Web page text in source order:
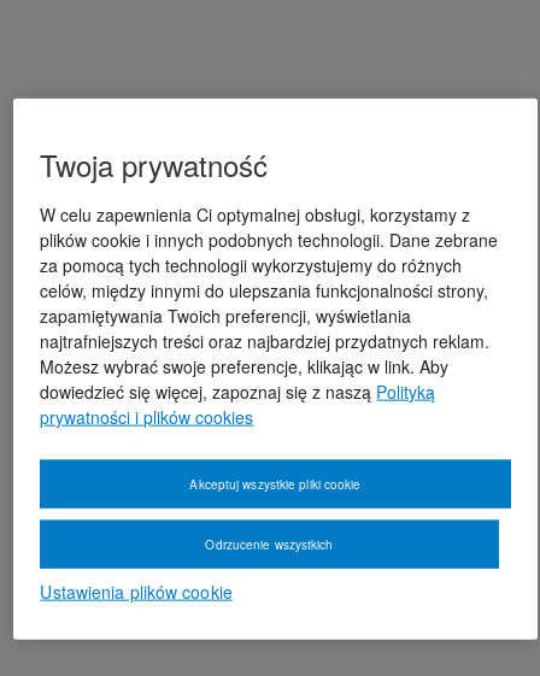
Twoja prywatność
W celu zapewnienia Ci optymalnej obsługi, korzystamy z
plików cookie i innych podobnych technologii. Dane zebrane
za pomocą tych technologii wykorzystujemy do różnych
celów, między innymi do ulepszania funkcjonalności strony,
zapamiętywania Twoich preferencji, wyświetlania
najtrafniejszych treści oraz najbardziej przydatnych reklam.
Możesz wybrać swoje preferencje, klikając w link. Aby
dowiedzieć się więcej, zapoznaj się z naszą Polityką
prywatności i plików cookies
Ustawienia plików cookie
Odrzucenie wszystkich
Akceptuj wszystkie pliki cookie